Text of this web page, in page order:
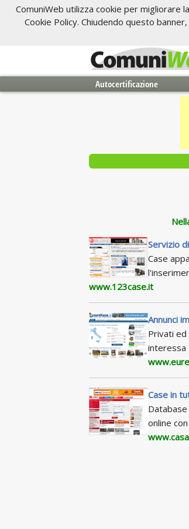
ComuniWeb utilizza cookie per
Cookie Policy. Chiudendo questo
Autocertificazione
Servizio
Case
www.123case.it
Annunci
Privati
interessa
Case in
online